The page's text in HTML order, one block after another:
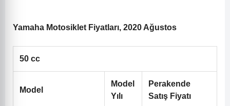
Yamaha Motosiklet Fiyatları, 2020 Ağustos
50 cc
Model
Model
Yılı
Perakende
Satış Fiyatı